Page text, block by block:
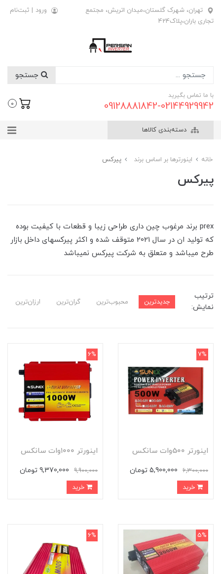
تهران، شهرک گلستان،میدان اتریش، مجتمع
تجاری باران،پلاک424
ورود | ثبت‌نام
با ما تماس بگیرید
09128881842-02144929942
0
دسته‌بندی کالاها
خانه اینورترها بر اساس برند پیرکس
پیرکس
prex برند مرغوب چین داری طراحی زیبا و قطعات با کیفیت بوده
که تولید ان در سال 2021 متوقف شده و اکثر پیرکسهای داخل بازار
طرح میباشد و متعلق به شرکت پیرکس نمیباشد
ترتیب
نمایش:
جدیدترین محبوب‌ترین گران‌ترین ارزان‌ترین
اینورتر 500وات سانکس
6,300,000 5,900,000 تومان
7%
اینورتر ۱۰۰۰وات سانکس
9,900,000 9,370,000 تومان
6%
5%
6%